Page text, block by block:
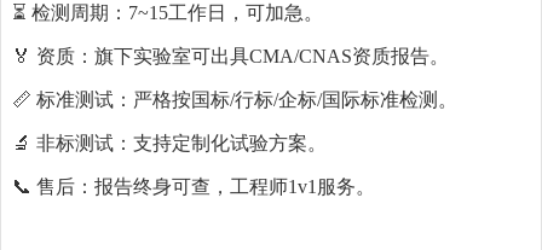
⏳ 检测周期：7~15工作日，可加急。
🏅 资质：旗下实验室可出具CMA/CNAS资质报告。
📏 标准测试：严格按国标/行标/企标/国际标准检测。
🔬 非标测试：支持定制化试验方案。
📞 售后：报告终身可查，工程师1v1服务。